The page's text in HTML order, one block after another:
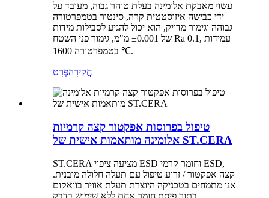
עשוי מאבקת אלומינה בעלת טוהר גבוה, מעובד על
ידי כבישה איזוסטטית קרה, סינטור בטמפרטורה
גבוהה וגימור מדויק, הוא יכול להגיע לסבילות מידות
של ±0.001 מ"מ, גימור פני השטח Ra 0.1, עמידות
בטמפרטורה 1600 ℃.
חֲקִירָהפְּרָט
טיפול בפרוסות אפקטור קצה קרמיות
אלומינה מותאמות אישית של ST.CERA
ST.CERA מציעה ציפוי ESD וחומר קרמי ESD,
קצה אפקטור / זרוע טיפול עם תעלה חלולה מובנית.
אנו מתמחים בטכניקה היוצרת תעלת אוויר בוואקום
בתוך פיסת חומר אחת ללא שימוש בדבק.